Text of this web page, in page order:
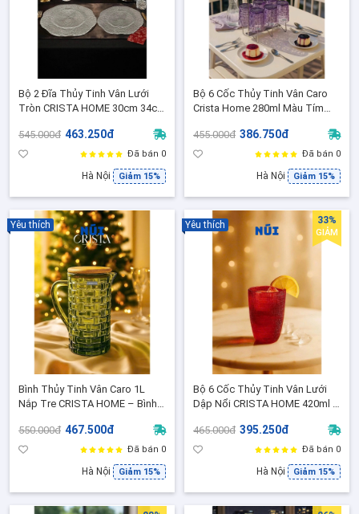
Bộ 2 Đĩa Thủy Tinh Vân Lưới
Tròn CRISTA HOME 30cm 34cm
Tiệc 60225
545.000đ 463.250đ
Đã bán 0
Hà Nội Giảm 15%
Bộ 6 Cốc Thủy Tinh Vân Caro
Crista Home 280ml Màu Tím
Trà, Cocktail Cao Cấp -60201-
PU
455.000đ 386.750đ
Đã bán 0
Hà Nội Giảm 15%
Bình Thủy Tinh Vân Caro 1L
Nắp Tre CRISTA HOME – Bình
Sang Trọng
550.000đ 467.500đ
Đã bán 0
Hà Nội Giảm 15%
Yêu thích
Bộ 6 Cốc Thủy Tinh Vân Lưới
Dập Nổi CRISTA HOME 420ml -
Sang Trọng ( 80052-R - Màu
Đỏ)
465.000đ 395.250đ
Đã bán 0
Hà Nội Giảm 15%
Yêu thích 33%
GIẢM